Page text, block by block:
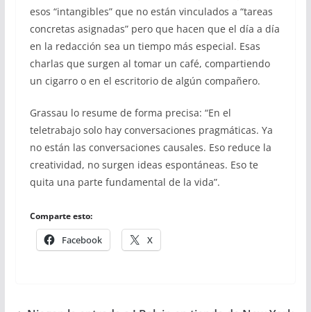
esos “intangibles” que no están vinculados a “tareas
concretas asignadas” pero que hacen que el día a día
en la redacción sea un tiempo más especial. Esas
charlas que surgen al tomar un café, compartiendo
un cigarro o en el escritorio de algún compañero.
Grassau lo resume de forma precisa: “En el
teletrabajo solo hay conversaciones pragmáticas. Ya
no están las conversaciones causales. Eso reduce la
creatividad, no surgen ideas espontáneas. Eso te
quita una parte fundamental de la vida”.
Comparte esto:
Facebook X